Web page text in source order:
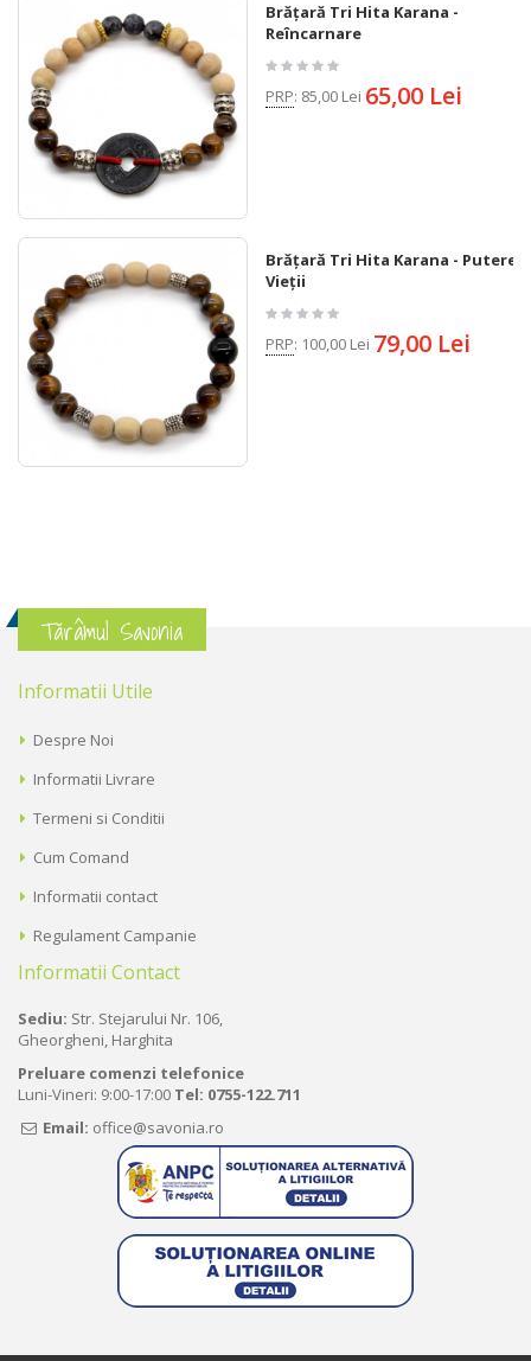
Brățară Tri Hita Karana -
Reîncarnare
PRP: 85,00 Lei 65,00 Lei
Brățară Tri Hita Karana - Puterea
Vieții
PRP: 100,00 Lei 79,00 Lei
Tărâmul Savonia
Informatii Utile
Despre Noi
Informatii Livrare
Termeni si Conditii
Cum Comand
Informatii contact
Regulament Campanie
Informatii Contact
Sediu: Str. Stejarului Nr. 106,
Gheorgheni, Harghita
Preluare comenzi telefonice
Luni-Vineri: 9:00-17:00 Tel: 0755-122.711
Email: office@savonia.ro